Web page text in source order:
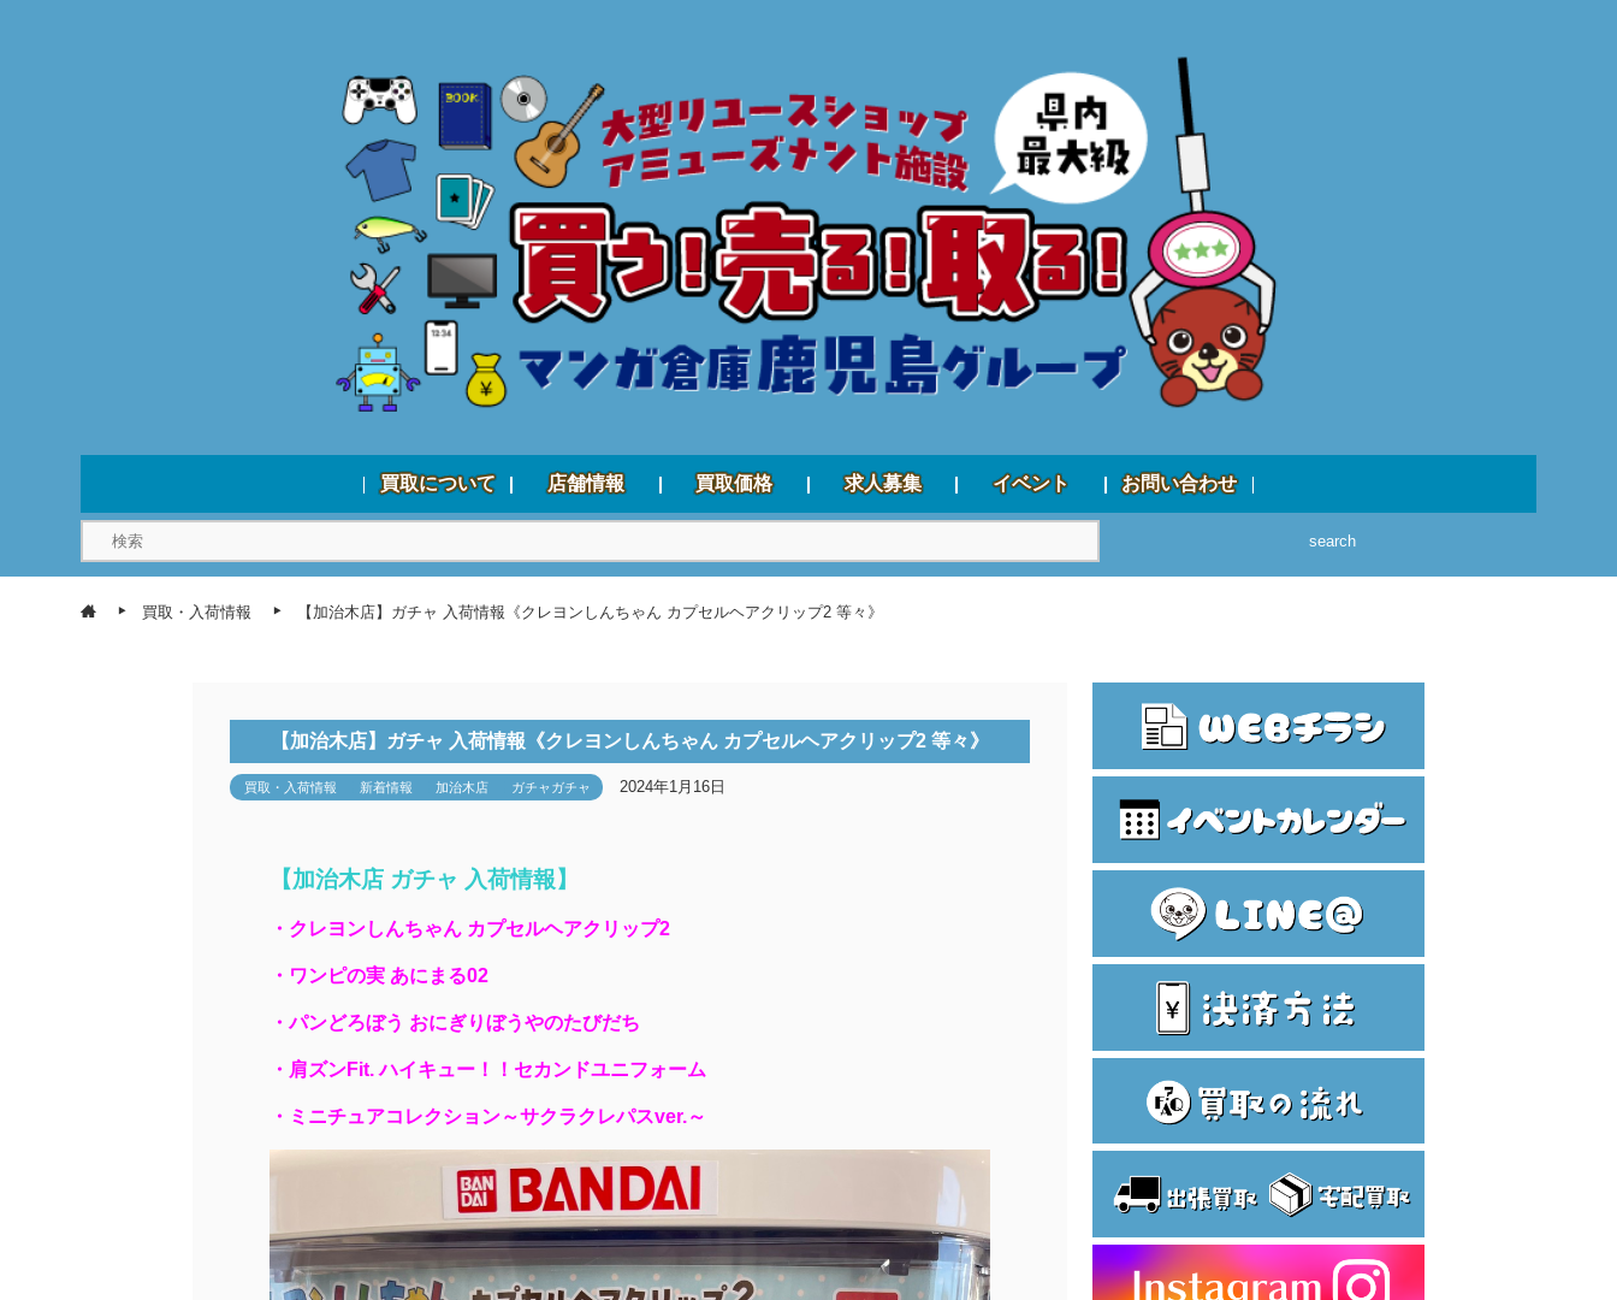
買取について 店舗情報 買取価格 求人募集 イベント お問い合わせ
search
買取・入荷情報 【加治木店】ガチャ 入荷情報《クレヨンしんちゃん カプセルヘアクリップ2 等々》
【加治木店】ガチャ 入荷情報《クレヨンしんちゃん カプセルヘアクリップ2 等々》
買取・入荷情報 新着情報 加治木店 ガチャガチャ 2024年1月16日
【加治木店 ガチャ 入荷情報】
・クレヨンしんちゃん カプセルヘアクリップ2
・ワンピの実 あにまる02
・パンどろぼう おにぎりぼうやのたびだち
・肩ズンFit. ハイキュー！！セカンドユニフォーム
・ミニチュアコレクション～サクラクレパスver.～